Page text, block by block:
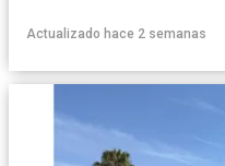
Actualizado hace 2 semanas